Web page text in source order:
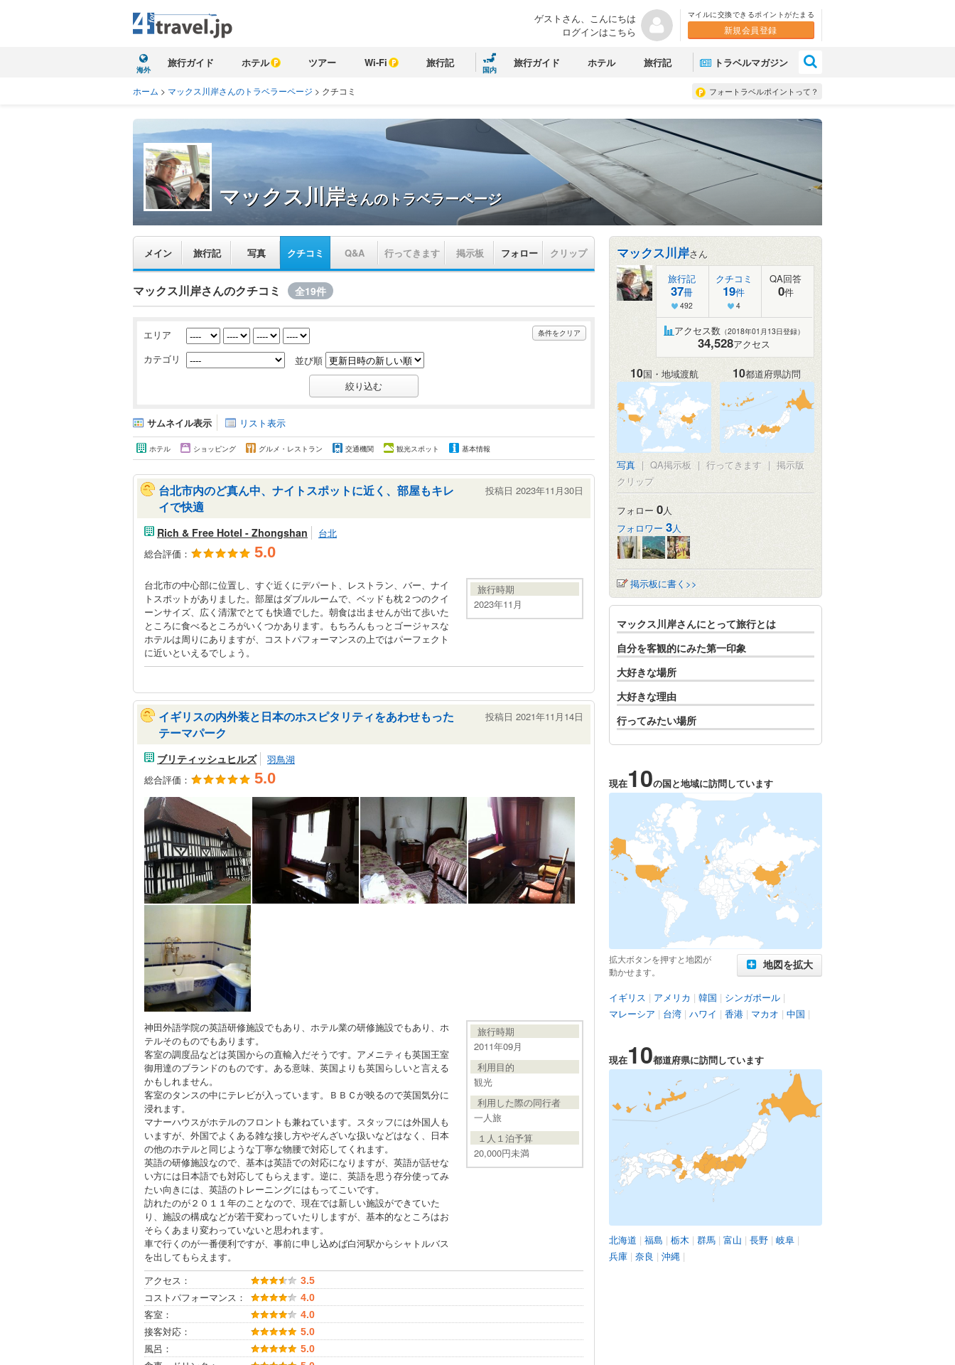
ゲストさん、こんにちは
ログインはこちら
マイルに交換できるポイントがたまる
新規会員登録
海外
旅行ガイド ホテル ツアー Wi-Fi 旅行記
国内
旅行ガイド ホテル 旅行記 トラベルマガジン
フォートラベルポイントって？
ホーム > マックス川岸さんのトラベラーページ > クチコミ
マックス川岸さんのトラベラーページ
メイン 旅行記 写真 クチコミ Q&A 行ってきます 掲示板 フォロー クリップ
マックス川岸さんのクチコミ 全19件
条件をクリア
エリア
カテゴリ
並び順
サムネイル表示 リスト表示
ホテル ショッピング グルメ・レストラン 交通機関 観光スポット 基本情報
台北市内のど真ん中、ナイトスポットに近く、部屋もキレ
イで快適
投稿日 2023年11月30日
Rich & Free Hotel - Zhongshan
台北
総合評価：
5.0
台北市の中心部に位置し、すぐ近くにデパート、レストラン、バー、ナイ
トスポットがありました。部屋はダブルルームで、ベッドも枕２つのクイ
ーンサイズ、広く清潔でとても快適でした。朝食は出ませんが出て歩いた
ところに食べるところがいくつかあります。もちろんもっとゴージャスな
ホテルは周りにありますが、コストパフォーマンスの上ではパーフェクト
に近いといえるでしょう。
旅行時期
2023年11月
イギリスの内外装と日本のホスピタリティをあわせもった
テーマパーク
投稿日 2021年11月14日
ブリティッシュヒルズ
羽鳥湖
総合評価：
5.0
神田外語学院の英語研修施設でもあり、ホテル業の研修施設でもあり、ホ
テルそのものでもあります。
客室の調度品などは英国からの直輸入だそうです。アメニティも英国王室
御用達のブランドのものです。ある意味、英国よりも英国らしいと言える
かもしれません。
客室のタンスの中にテレビが入っています。ＢＢＣが映るので英国気分に
浸れます。
マナーハウスがホテルのフロントも兼ねています。スタッフには外国人も
いますが、外国でよくある雑な接し方やぞんざいな扱いなどはなく、日本
の他のホテルと同じような丁寧な物腰で対応してくれます。
英語の研修施設なので、基本は英語での対応になりますが、英語が話せな
い方には日本語でも対応してもらえます。逆に、英語を思う存分使ってみ
たい向きには、英語のトレーニングにはもってこいです。
訪れたのが２０１１年のことなので、現在では新しい施設ができていた
り、施設の構成などが若干変わっていたりしますが、基本的なところはお
そらくあまり変わっていないと思われます。
車で行くのが一番便利ですが、事前に申し込めば白河駅からシャトルバス
を出してもらえます。
旅行時期
2011年09月
利用目的
観光
利用した際の同行者
一人旅
１人１泊予算
20,000円未満
アクセス： 3.5
コストパフォーマンス： 4.0
客室： 4.0
接客対応： 5.0
風呂： 5.0
マックス川岸さん
旅行記
37冊
492
クチコミ
19件
4
QA回答
0件
アクセス数 （2018年01月13日登録）
34,528アクセス
10国・地域渡航 10都道府県訪問
写真 | QA掲示板 | 行ってきます | 掲示版
クリップ
フォロー 0人
フォロワー 3人
掲示板に書く>>
マックス川岸さんにとって旅行とは
自分を客観的にみた第一印象
大好きな場所
大好きな理由
行ってみたい場所
現在10の国と地域に訪問しています
拡大ボタンを押すと地図が
動かせます。
地図を拡大
イギリス | アメリカ | 韓国 | シンガポール |
マレーシア | 台湾 | ハワイ | 香港 | マカオ | 中国 |
現在10都道府県に訪問しています
北海道 | 福島 | 栃木 | 群馬 | 富山 | 長野 | 岐阜 |
兵庫 | 奈良 | 沖縄 |